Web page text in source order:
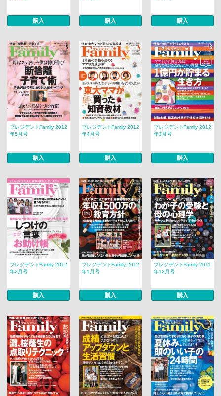
購入 購入 購入
プレジデントFamily 2012
年5月号
購入
プレジデントFamily 2012
年4月号
購入
プレジデントFamily 2012
年3月号
購入
プレジデントFamily 2012
年2月号
購入
プレジデントFamily 2012
年1月号
購入
プレジデントFamily 2011
年12月号
購入